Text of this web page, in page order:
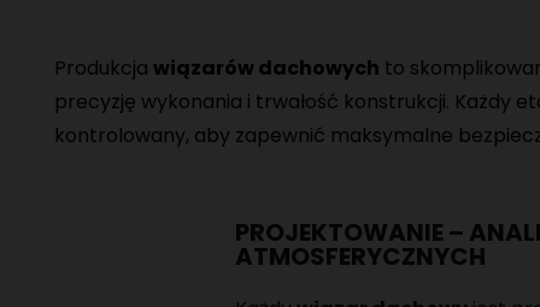
Produkcja wiązarów dachowych to
precyzję wykonania i trwałość konstrukcji. Każdy
kontrolowany, aby zapewnić maksymalne
PROJEKTOWANIE –
ATMOSFERYCZNYCH